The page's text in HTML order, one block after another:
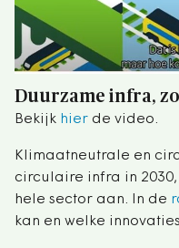
Duurzame infra,
Bekijk hier de video.
Klimaatneutrale en
circulaire infra in
hele sector aan. In de
kan en welke